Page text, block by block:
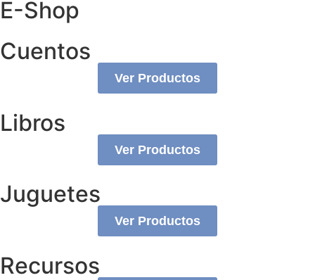
E-Shop
Cuentos
Ver Productos
Libros
Ver Productos
Juguetes
Ver Productos
Recursos